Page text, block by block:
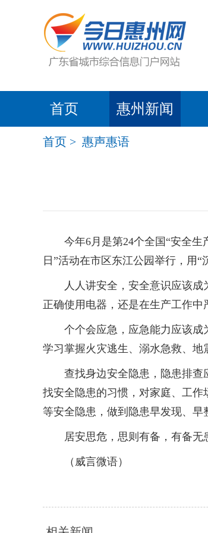
首页 惠州新闻
首页 > 惠声惠语
今年6月是第24个全国“安全
日”活动在市区东江公园举行，用“
人人讲安全，安全意识应该成为
正确使用电器，还是在生产工作
个个会应急，应急能力应该成为
学习掌握火灾逃生、溺水急救、地
查找身边安全隐患，隐患排查应
找安全隐患的习惯，对家庭、工
等安全隐患，做到隐患早发现、早
居安思危，思则有备，有备无患
（威言微语）